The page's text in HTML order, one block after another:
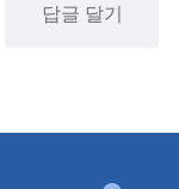
답글 달기